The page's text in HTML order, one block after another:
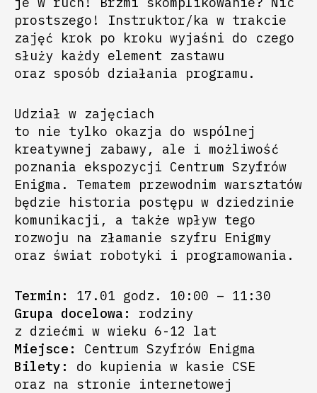
prostszego! Instruktor/ka w trakcie
zajęć krok po kroku wyjaśni do czego
służy każdy element zastawu
oraz sposób działania programu.
Udział w zajęciach
to nie tylko okazja do wspólnej
kreatywnej zabawy, ale i możliwość
poznania ekspozycji Centrum Szyfrów
Enigma. Tematem przewodnim warsztatów
będzie historia postępu w dziedzinie
komunikacji, a także wpływ tego
rozwoju na złamanie szyfru Enigmy
oraz świat robotyki i programowania.
Termin:
17.01 godz. 10:00 – 11:30
Grupa docelowa:
rodziny
z dziećmi w wieku 6-12 lat
Miejsce:
Centrum Szyfrów Enigma
Bilety:
do kupienia w kasie CSE
oraz na stronie internetowej